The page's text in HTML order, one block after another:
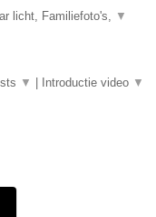
licht, Familiefoto's, ▼
▼ Introductie video ▼